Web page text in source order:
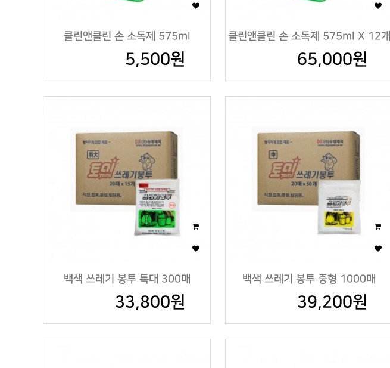
클린앤클린 손 소독제 575ml
5,500원
클린앤클린 손 소독제 575ml X 12개
65,000원
백색 쓰레기 봉투 특대 300매
33,800원
백색 쓰레기 봉투 중형 1000매
39,200원